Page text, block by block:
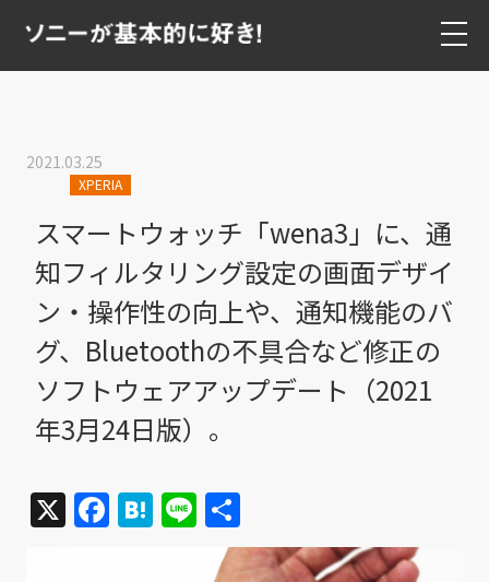
2021.03.25
XPERIA
スマートウォッチ「wena3」に、通
知フィルタリング設定の画面デザイ
ン・操作性の向上や、通知機能のバ
グ、Bluetoothの不具合など修正の
ソフトウェアアップデート（2021
年3月24日版）。
X Facebook
Hatena
Line
有